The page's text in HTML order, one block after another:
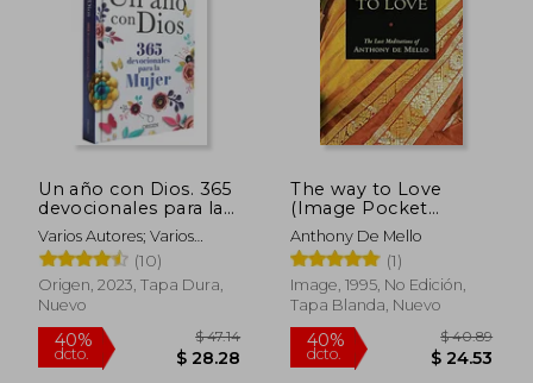
Un año con Dios. 365
devocionales para la
mujer
Varios Autores; Varios
Autores
(10)
Origen, 2023, Tapa Dura,
Nuevo
The way to Love
(Image Pocket
Classics) (en Inglés)
Anthony De Mello
(1)
Image, 1995, No Edición,
Tapa Blanda, Nuevo